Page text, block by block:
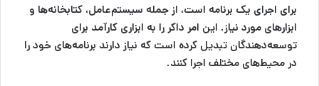
برای اجرای یک برنامه است، از جمله سیستم‌عامل، کتابخانه‌ها و
ابزارهای مورد نیاز. این امر داکر را به ابزاری کارآمد برای
توسعه‌دهندگان تبدیل کرده است که نیاز دارند برنامه‌های خود را
در محیط‌های مختلف اجرا کنند.